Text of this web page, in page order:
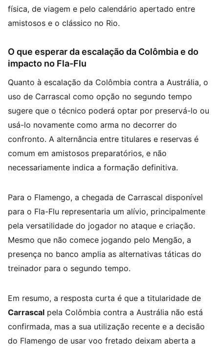
física, de viagem e pelo calendário apertado entre
amistosos e o clássico no Rio.
O que esperar da escalação da Colômbia e do
impacto no Fla-Flu
Quanto à escalação da Colômbia contra a Austrália, o
uso de Carrascal como opção no segundo tempo
sugere que o técnico poderá optar por preservá-lo ou
usá-lo novamente como arma no decorrer do
confronto. A alternância entre titulares e reservas é
comum em amistosos preparatórios, e não
necessariamente indica a formação definitiva.
Para o Flamengo, a chegada de Carrascal disponível
para o Fla-Flu representaria um alívio, principalmente
pela versatilidade do jogador no ataque e criação.
Mesmo que não comece jogando pelo Mengão, a
presença no banco amplia as alternativas táticas do
treinador para o segundo tempo.
Em resumo, a resposta curta é que a titularidade de
Carrascal pela Colômbia contra a Austrália não está
confirmada, mas a sua utilização recente e a decisão
do Flamengo de usar voo fretado deixam aberta a